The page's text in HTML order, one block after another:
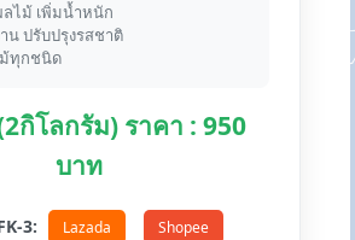
ไม้ เพิ่มน้ำหนัก
น ปรับปรุงรสชาติ
ม้ทุกชนิด
กิโลกรัม) ราคา : 950
บาท
3: Lazada Shopee